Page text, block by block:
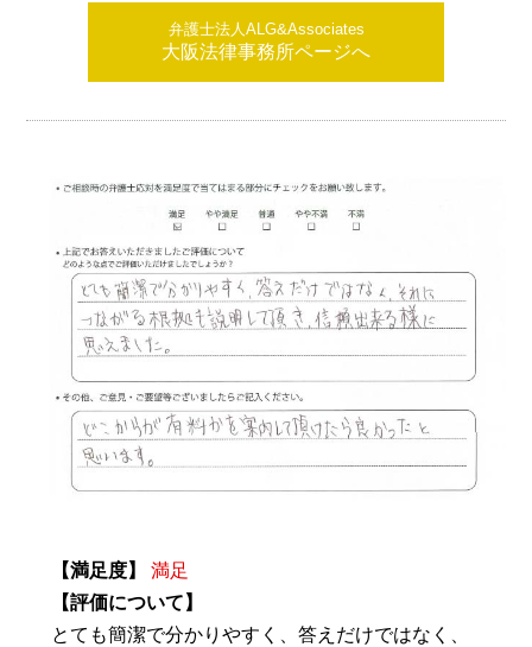
弁護士法人ALG&Associates
大阪法律事務所ページへ
【満足度】
満足
【評価について】
とても簡潔で分かりやすく、答えだけではなく、